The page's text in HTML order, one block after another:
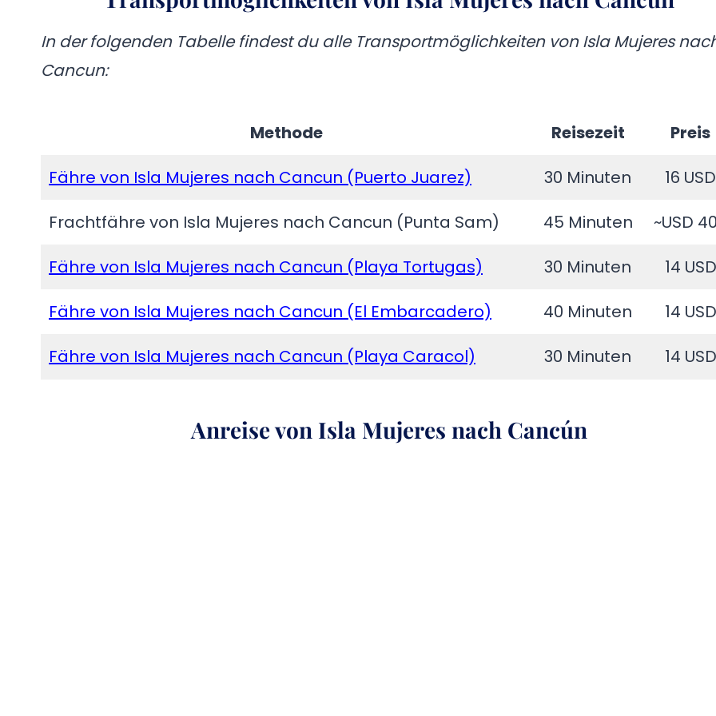
In der folgenden Tabelle findest du alle Transportmöglichkeiten von Isla Mujeres
Cancun:
Methode Reisezeit
Preis
Fähre von Isla Mujeres nach Cancun (Puerto Juarez)
30 Minuten
16 USD
Frachtfähre von Isla Mujeres nach Cancun (Punta Sam)
45 Minuten
~USD
Fähre von Isla Mujeres nach Cancun (Playa Tortugas)
30 Minuten
14 USD
Fähre von Isla Mujeres nach Cancun (El Embarcadero)
40 Minuten
14 USD
Fähre von Isla Mujeres nach Cancun (Playa Caracol)
30 Minuten 14 USD
Anreise von Isla Mujeres nach Cancún